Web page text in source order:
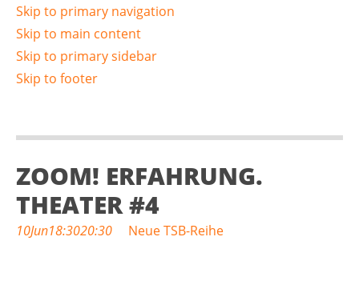
Skip to primary navigation
Skip to main content
Skip to primary sidebar
Skip to footer
ZOOM! ERFAHRUNG.
THEATER #4
10Jun18:3020:30 Neue TSB-Reihe